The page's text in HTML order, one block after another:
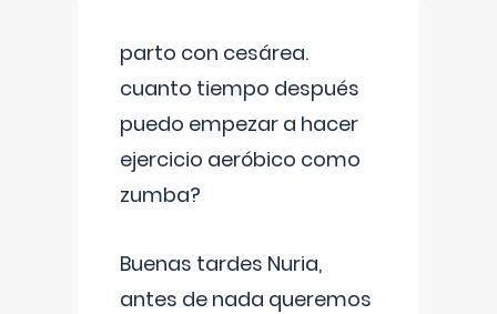
parto con cesárea.
cuanto tiempo después
puedo empezar a hacer
ejercicio aeróbico como
zumba?
Buenas tardes Nuria,
antes de nada queremos